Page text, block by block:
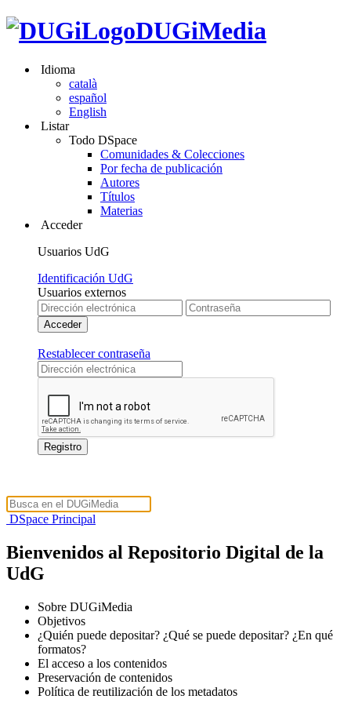
DUGiMedia
Idioma
català
español
English
Listar
Todo DSpace
Comunidades & Colecciones
Por fecha de publicación
Autores
Títulos
Materias
Acceder
Usuarios UdG
Identificación UdG
Usuarios externos
Restablecer contraseña
DSpace Principal
Bienvenidos al Repositorio Digital de la
UdG
Sobre DUGiMedia
Objetivos
¿Quién puede depositar? ¿Qué se puede depositar? ¿En qué
formatos?
El acceso a los contenidos
Preservación de contenidos
Política de reutilización de los metadatos